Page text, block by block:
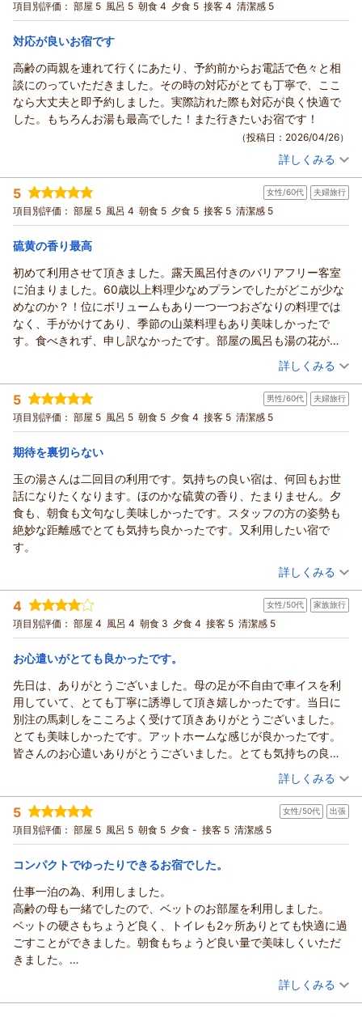
め、湯温が高めになる場合もございますが、季節や外気による
趣の違いもお楽しみいただけましたら幸いでございます。
また、お料理や、お部屋のお手洗いにつきましてもご感想をお
がら、今後も皆様により快適にお過ごしいただけるよう努めて
まいります。
スタッフの対応やお帰りの際のお写真撮影につきまして温かい
お言葉を頂戴し、誠にありがとうございます。ご家族皆様の思
い出に残るご旅行となっておりましたら、私どもにとりまして
し上げております。ありがとうございました。
玉の湯 池田
（返信日：2026/05/10）
源泉かけ流しだけあって温泉の匂いで癒されました。
ありがとうございました。
宿泊プラン： 【直前！大幅割引】【お一人様28000円～】温泉付離れ『美松
亭』宿泊●個室食● スタンダード≪和≫
和洋室 朝・夕
朝/個室利用
夕/個室利用
信州戸倉上山田温泉 玉の湯からの返信
この度は当館にご宿泊いただき、誠にありがとうございまし
た。
また、大切なお時間を過ごされる場に当館をお選びいただき、
以前より足をお運びいただいていたとのこと、久しぶりに再び
お迎えできましたことを、大変嬉しく拝読いたしました。ご主
人様との大切な思い出を胸に、当館でお過ごしいただいたご様
子を伺い、胸が温かくなる思いでございます。
トマト茶碗蒸しやしょうゆ豆などのお料理につきましても、美
す。特に、しょうゆ豆のお話から、ご主人様との温かな思い出
が伝わってまいり、私どもも心温まる思いで拝読いたしまし
た。
「幸せな気持ちになれました」とのお言葉は、料理長をはじめ
スタッフ一同にとって何よりの励みでございます。
また、お部屋の温泉につきましても、源泉かけ流しの湯の香り
に癒されたとのこと、ゆっくりとお寛ぎいただけたご様子に何
よりでございます。
当館でのひとときが、心安らぐお時間となっておりましたら幸
いでございます。
これからも皆様に寄り添える宿であり続けられるよう、心を込
またいつの日か、思い出を辿りに足をお運びいただければ幸い
です。 再びお目にかかれます日を、スタッフ一同心よりお待ち
申し上げております。
玉の湯 池田
項目別評価： 部屋 5 風呂 5 朝食 4 夕食 5 接客 4 清潔感 5
対応が良いお宿です
高齢の両親を連れて行くにあたり、予約前からお電話で色々と相
談にのっていただきました。その時の対応がとても丁寧で、ここ
なら大丈夫と即予約しました。実際訪れた際も対応が良く快適で
した。もちろんお湯も最高でした！また行きたいお宿です！
（投稿日：2026/04/26）
投稿者： まふぃーさん(女性/50代)
宿泊プラン： 【直前！大幅割引】【お一人様28000円～】温泉付離れ『美松
亭』宿泊●個室食● スタンダード≪和≫
和洋室 朝・夕
夕/個室利用
宿泊価格帯： 27,001～28,000円(大人一人あたり/税込)
信州戸倉上山田温泉 玉の湯からの返信
この度は当館にご宿泊いただき誠にありがとうございました。
ご予約前にお電話を頂戴し、その際にも温かなお言葉をお寄せ
くださいましたこと、心より御礼申し上げます。大切なご両親
様とのご旅行に当館をお選びくださり、大変嬉しく存じます。
ご滞在に際し、事前のご案内が少しでも安心につながっており
ましたら幸いでございます。
ご滞在中のひとときが快適なものとなりましたご様子に、ま
た、源泉かけ流しのお湯にもご満足いただけたとのこと大変嬉
しく拝読いたしました。
季節ごとに異なる趣をお楽しみいただけますので、ぜひ時季を
また皆様をお迎えできます日を、心よりお待ち申し上げており
ます。
玉の湯 池田
（返信日：2026/05/08）
詳しくみる
5 女性/60代 夫婦旅行
項目別評価： 部屋 5 風呂 4 朝食 5 夕食 5 接客 5 清潔感 5
硫黄の香り最高
初めて利用させて頂きました。露天風呂付きのバリアフリー客室
に泊まりました。60歳以上料理少なめプランでしたがどこが少な
めなのか？！位にボリュームもあり一つ一つおざなりの料理では
なく、手がかけてあり、季節の山菜料理もあり美味しかったで
す。食べきれず、申し訳なかったです。部屋の風呂も湯の花が舞
う温泉で部屋に入ると硫黄の良い香りに癒され、何度も入りまし
た。時間が足りなかったです。チェックアウトが11時プランを是
非検討ねがいます。宿のスタッフさんみなさん感じよくまたリピ
決定。次は湯船が広い、温泉内風呂付きの部屋にしてみようか
な.、上山田温泉は何度も利用していますが、玉の湯さん最高でし
（投稿日：2026/04/21）
宿泊時期： 2026年04月宿泊 (夫婦旅行)
投稿者： リロリロさん
宿泊プラン： 【平日割│60才以上】温泉付離れ『美松亭』【1泊2食：お料理
少なめ♪スタンダード】 ●個室食●
和洋室 朝・夕
朝/個室利用
夕/個室利用
信州戸倉上山田温泉 玉の湯からの返信
この度は、当館にご宿泊いただき誠にありがとうございまし
た。
「最高でした」という、宿屋にとってこれ以上ないお言葉を賜
り、スタッフ一同感激いたしております。お部屋の硫黄の香り
や湯の花舞う源泉を心ゆくまでお楽しみいただけたご様子、私
共も大変嬉しく拝読いたしました。何度も湯に浸かり、日頃の
疲れを癒していただけたのであれば、これに勝る喜びはござい
ません。
また、お料理についても、一品一品に込めたささやかな工夫ま
の山菜など信州の豊かな恵みを存分に味わっていただきたいと
いう料理長のこだわりが、お客様の笑顔に繋がりましたこと
は、大きな励みとなります。
頂戴したお言葉を糧として、これからも『また帰ってきたい』
と思っていただける温かな宿づくりに励んでまいります。次回
はぜひ、広々とした内風呂付きのお部屋にて、また違った寛ぎ
季節を変えてのお越しを、スタッフ一同、心よりお待ち申し上
げております。ありがとうございました。
玉の湯 池田
詳しくみる
5 男性/60代 夫婦旅行
項目別評価： 部屋 5 風呂 5 朝食 5 夕食 4 接客 5 清潔感 5
期待を裏切らない
玉の湯さんは二回目の利用です。気持ちの良い宿は、何回もお世
話になりたくなります。ほのかな硫黄の香り、たまりません。夕
食も、朝食も文句なし美味しかったです。スタッフの方の姿勢も
絶妙な距離感でとても気持ち良かったです。又利用したい宿で
す。
（投稿日：2026/04/21）
宿泊時期： 2026年04月宿泊 (夫婦旅行)
投稿者： ねこさん(男性/60代)
宿泊プラン： 【離れ宿泊｜基本企画】温泉付離れ『美松亭』1泊2食 ●個室
食●
和洋室 朝・夕 朝/個室利用 夕/個室利用
宿泊価格帯： 30,001円以上(大人一人あたり/税込)
信州戸倉上山田温泉 玉の湯からの返信
この度は、当館をご利用いただき誠にありがとうございまし
た。
数ある宿の中から、再び当館をお選びいただけましたこと、心
より御礼申し上げます。
「何回もお世話になりたくなる」という、宿泊施設として最高
のお褒めの言葉をいただき、スタッフ一同大変感激しておりま
す。
また、当館の温泉につきましてもお気に召していただき光栄で
す。源泉かけ流しならではの豊かな香りと、お肌に優しい感触
を存分に堪能していただけたご様子を伺い、私共も大変嬉しく
お食事やスタッフの接客についても温かいご評価をいただき、
誠にありがとうございます。
これからも変わらぬ安らぎと、時を忘れるようなひとときを提
供できる宿を目指し、より一層精進してまいります。
季節を変えて、ぜひまたお越しくださいませ。
またのご来館をスタッフ一同心よりお待ち申し上げておりま
詳しくみる
4 女性/50代 家族旅行
項目別評価： 部屋 4 風呂 4 朝食 3 夕食 4 接客 5 清潔感 5
お心遣いがとても良かったです。
先日は、ありがとうございました。母の足が不自由で車イスを利
用していて、とても丁寧に誘導して頂き嬉しかったです。当日に
別注の馬刺しをこころよく受けて頂きありがとうございました。
とても美味しかったです。アットホームな感じが良かったです。
皆さんのお心遣いありがとうございました。とても気持ちの良い2
（投稿日：2026/04/18）
宿泊時期： 2026年04月宿泊 (家族旅行)
投稿者： 風さん(女性/50代)
宿泊プラン： 【じゃらんのお得な10日間】5％OFF★【本館宿泊｜基本企
画】本館『陶然閣』１泊２食 ●個室食●
和洋室 朝・夕
朝/個室利用
夕/個室利用
信州戸倉上山田温泉 玉の湯からの返信
この度は当館にご宿泊いただき、誠にありがとうございまし
た。
温かいお言葉を頂戴し、スタッフ一同、大変嬉しく拝読いたし
お母様との大切なご旅行が、心地よいものとなったのであれば
詳しくみる
5 女性/50代 出張
項目別評価： 部屋 5 風呂 5 朝食 5 夕食 - 接客 5 清潔感 5
コンパクトでゆったりできるお宿でした。
仕事一泊の為、利用しました。
高齢の母も一緒でしたので、ベットのお部屋を利用しました。
ベットの硬さもちょうど良く、トイレも2ヶ所ありとても快適に過
ごすことができました。朝食もちょうど良い量で美味しくいただ
きました。
朝はドリンク(コーヒー等)のサービスもあり、食後ゆったり過ごせ
（投稿日：2026/04/18）
宿泊時期： 2026年04月宿泊 (出張)
詳しくみる